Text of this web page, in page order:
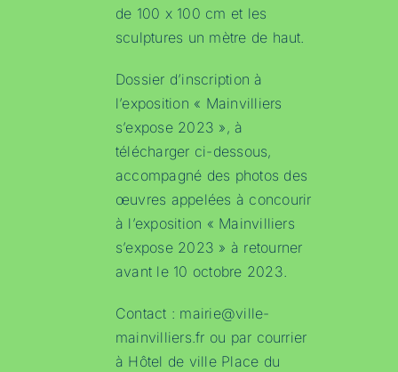
de 100 x 100 cm et les
sculptures un mètre de haut.
Dossier d’inscription à
l’exposition « Mainvilliers
s’expose 2023 », à
télécharger ci-dessous,
accompagné des photos des
œuvres appelées à concourir
à l’exposition « Mainvilliers
s’expose 2023 » à retourner
avant le 10 octobre 2023.
Contact : mairie@ville-
mainvilliers.fr ou par courrier
à Hôtel de ville Place du